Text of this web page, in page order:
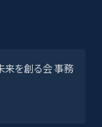
来を創る会 事務